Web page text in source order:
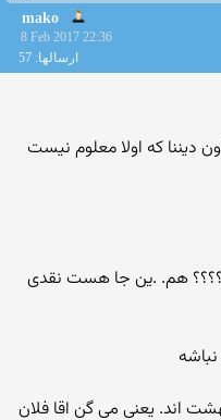
mako
8 Feb 2017 22:36
ارسالها: 57
دیننا که اولا معلوم نیست
؟؟؟؟ هم. .ین جا هست نقدی
اند. یعنی می گن اقا فلان